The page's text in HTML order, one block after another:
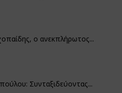
ο ανεκπλήρωτος...
Συνταξιδεύοντας...